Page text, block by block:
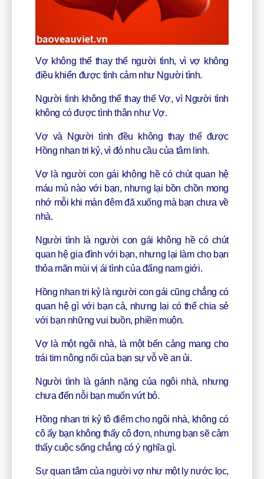
Vợ không thể thay thế người tình, vì vợ không
điều khiển được tình cảm như Người tình.
Người tình không thể thay thế Vợ, vì Người tình
không có được tình thân như Vợ.
Vợ và Người tình đều không thay thế được
Hồng nhan tri kỷ, vì đó nhu cầu của tâm linh.
Vợ là người con gái không hề có chút quan hệ
máu mủ nào với bạn, nhưng lại bồn chồn mong
nhớ mỗi khi màn đêm đã xuống mà bạn chưa về
nhà.
Người tình là người con gái không hề có chút
quan hệ gia đình với bạn, nhưng lại làm cho bạn
thỏa mãn mùi vị ái tình của đấng nam giới.
Hồng nhan tri kỷ là người con gái cũng chẳng có
quan hệ gì với bạn cả, nhưng lại có thể chia sẻ
với bạn những vui buồn, phiền muộn.
Vợ là một ngôi nhà, là một bến cảng mang cho
trái tim nông nổi của bạn sự vỗ về an ủi.
Người tình là gánh nặng của ngôi nhà, nhưng
chưa đến nỗi bạn muốn vứt bỏ.
Hồng nhan tri kỷ tô điểm cho ngôi nhà, không có
cô ấy bạn không thấy cô đơn, nhưng bạn sẽ cảm
thấy cuộc sống chẳng có ý nghĩa gì.
Sự quan tâm của người vợ như một ly nước lọc,